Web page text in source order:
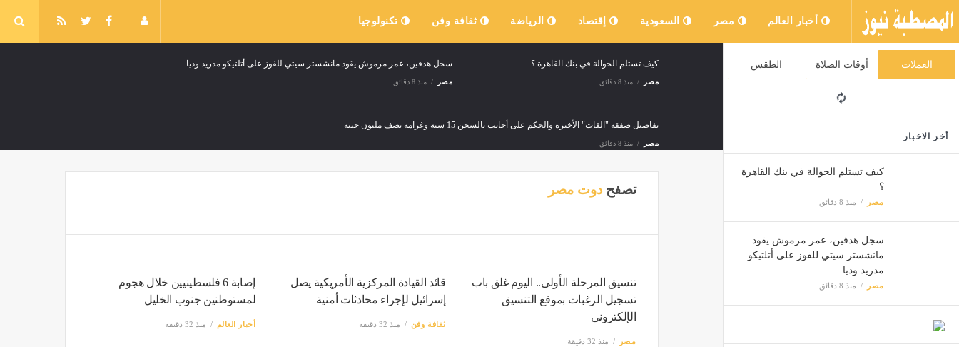
أخبار العالم مصر السعودية إقتصاد الرياضة ثقافة وفن تكنولوجيا
العملات أوقات الصلاة الطقس
أخر الاخبار
كيف تستلم الحوالة في بنك القاهرة
؟
مصر منذ 8 دقائق
سجل هدفين، عمر مرموش يقود
مانشستر سيتي للفوز على أتلتيكو
مدريد وديا
مصر منذ 8 دقائق
كيف تستلم الحوالة في بنك القاهرة ؟
مصر منذ 8 دقائق
سجل هدفين، عمر مرموش يقود مانشستر سيتي للفوز على أتلتيكو مدريد وديا
مصر منذ 8 دقائق
تفاصيل صفقة "القات" الأخيرة والحكم على أجانب بالسجن 15 سنة وغرامة نصف مليون جنيه
مصر منذ 8 دقائق
إعلامي تركي يكشف حكاية فيلا محمد صلاح الفاخرة وسر تواجده في الفندق (فيديو)
عندما تضيق الأبواب، سور من القرآن تبعث الأمل وتمنح القلب السكينة تأجيل محاكمة المتهمين بخطف الطفل فارس من مستشفى الشاطبي لجلسة 11 أكتوبر
تصفحدوت مصر
تنسيق المرحلة الأولى.. اليوم غلق باب
تسجيل الرغبات بموقع التنسيق
الإلكترونى
مصر منذ 32 دقيقة
قائد القيادة المركزية الأمريكية يصل
إسرائيل لإجراء محادثات أمنية
ثقافة وفن منذ 32 دقيقة
إصابة 6 فلسطينيين خلال هجوم
لمستوطنين جنوب الخليل
أخبار العالم منذ 32 دقيقة